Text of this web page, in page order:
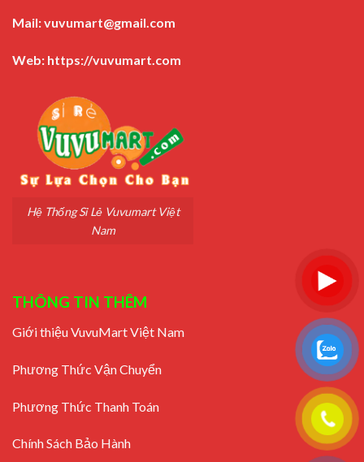
Mail:vuvumart@gmail.com
Web: https://vuvumart.com
Hệ Thống Sỉ Lẻ Vuvumart Việt
Nam
THÔNG TIN THÊM
Giới thiệu VuvuMart Việt Nam
Phương Thức Vận Chuyển
Phương Thức Thanh Toán
Chính Sách Bảo Hành